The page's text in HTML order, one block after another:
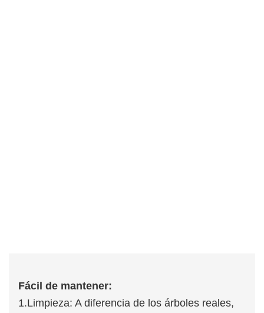
Fácil de mantener:
1.Limpieza: A diferencia de los árboles reales,